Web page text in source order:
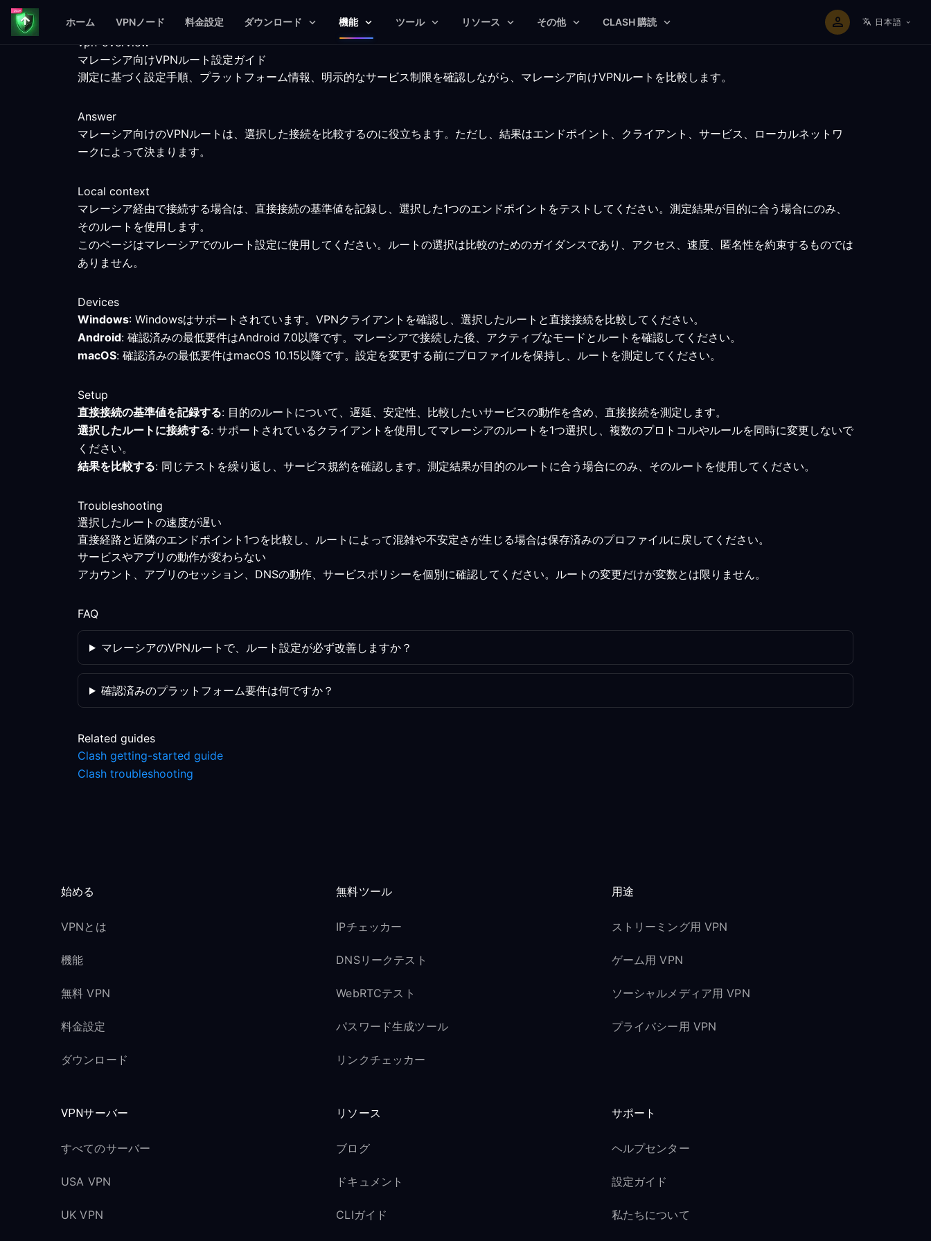
ホーム VPNノード 料金設定 ダウンロード 機能 ツール リソース その他 CLASH 購読 日本語
vpn-overview
マレーシア向けVPNルート設定ガイド
測定に基づく設定手順、プラットフォーム情報、明示的なサービス制限を確認しながら、マレーシア向けVPNルートを比較します。
Answer
マレーシア向けのVPNルートは、選択した接続を比較するのに役立ちます。ただし、結果はエンドポイント、クライアント、サービス、ローカルネットワ
ークによって決まります。
Local context
マレーシア経由で接続する場合は、直接接続の基準値を記録し、選択した1つのエンドポイントをテストしてください。測定結果が目的に合う場合にのみ、
そのルートを使用します。
このページはマレーシアでのルート設定に使用してください。ルートの選択は比較のためのガイダンスであり、アクセス、速度、匿名性を約束するものでは
ありません。
Devices
Windows: Windowsはサポートされています。VPNクライアントを確認し、選択したルートと直接接続を比較してください。
Android: 確認済みの最低要件はAndroid 7.0以降です。マレーシアで接続した後、アクティブなモードとルートを確認してください。
macOS: 確認済みの最低要件はmacOS 10.15以降です。設定を変更する前にプロファイルを保持し、ルートを測定してください。
Setup
直接接続の基準値を記録する: 目的のルートについて、遅延、安定性、比較したいサービスの動作を含め、直接接続を測定します。
選択したルートに接続する: サポートされているクライアントを使用してマレーシアのルートを1つ選択し、複数のプロトコルやルールを同時に変更しないで
ください。
結果を比較する: 同じテストを繰り返し、サービス規約を確認します。測定結果が目的のルートに合う場合にのみ、そのルートを使用してください。
Troubleshooting
選択したルートの速度が遅い
直接経路と近隣のエンドポイント1つを比較し、ルートによって混雑や不安定さが生じる場合は保存済みのプロファイルに戻してください。
サービスやアプリの動作が変わらない
アカウント、アプリのセッション、DNSの動作、サービスポリシーを個別に確認してください。ルートの変更だけが変数とは限りません。
FAQ
マレーシアのVPNルートで、ルート設定が必ず改善しますか？
確認済みのプラットフォーム要件は何ですか？
Related guides
Clash getting-started guide
Clash troubleshooting
始める
VPNとは
機能
無料 VPN
料金設定
ダウンロード
無料ツール
IPチェッカー
DNSリークテスト
WebRTCテスト
パスワード生成ツール
リンクチェッカー
用途
ストリーミング用 VPN
ゲーム用 VPN
ソーシャルメディア用 VPN
プライバシー用 VPN
VPNサーバー
すべてのサーバー
USA VPN
UK VPN
リソース
ブログ
ドキュメント
CLIガイド
サポート
ヘルプセンター
設定ガイド
私たちについて